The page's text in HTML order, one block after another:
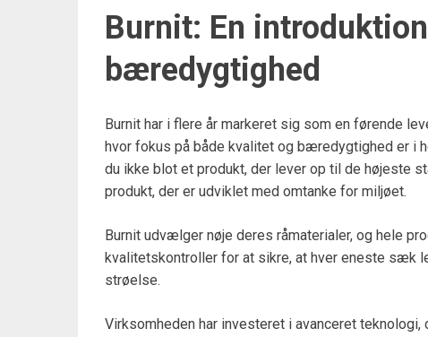
Burnit: En
bæredygtighed
Burnit har i flere år markeret sig som en førende
hvor fokus på både kvalitet og bæredygtighed er i
du ikke blot et produkt, der lever op til de højeste
produkt, der er udviklet med omtanke for miljøet.
Burnit udvælger nøje deres råmaterialer, og hele
kvalitetskontroller for at sikre, at hver eneste sæk
strøelse.
Virksomheden har investeret i avanceret